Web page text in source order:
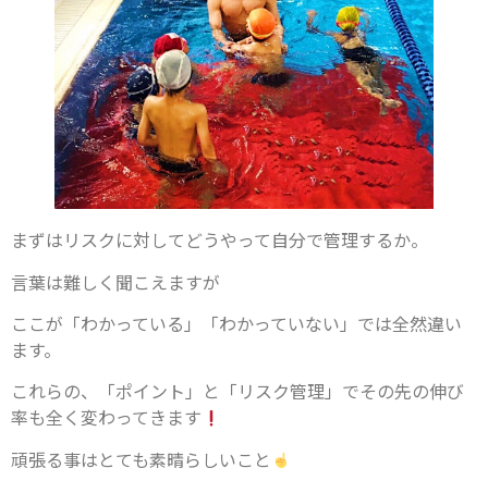
まずはリスクに対してどうやって自分で管理するか。
言葉は難しく聞こえますが
ここが「わかっている」「わかっていない」では全然違い
ます。
これらの、「ポイント」と「リスク管理」でその先の伸び
率も全く変わってきます
頑張る事はとても素晴らしいこと